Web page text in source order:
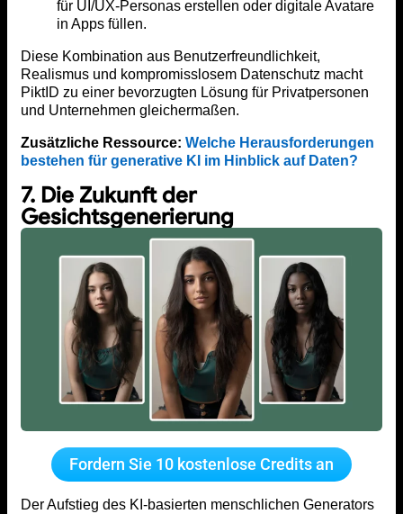
für UI/UX-Personas erstellen oder digitale Avatare
in Apps füllen.
Diese Kombination aus Benutzerfreundlichkeit,
Realismus und kompromisslosem Datenschutz macht
PiktID zu einer bevorzugten Lösung für Privatpersonen
und Unternehmen gleichermaßen.
Zusätzliche Ressource: Welche Herausforderungen
bestehen für generative KI im Hinblick auf Daten?
7. Die Zukunft der
Gesichtsgenerierung
Fordern Sie 10 kostenlose Credits an
Der Aufstieg des KI-basierten menschlichen Generators